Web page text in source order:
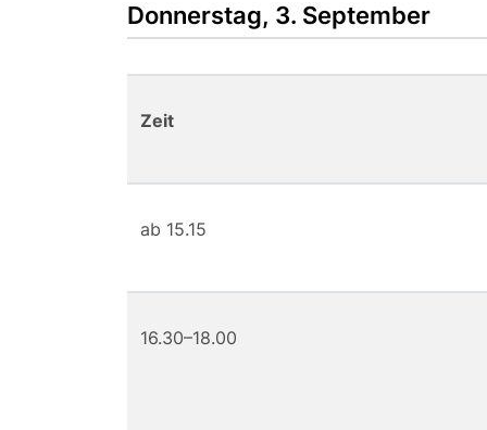
Donnerstag, 3. September
Zeit
ab 15.15
16.30–18.00